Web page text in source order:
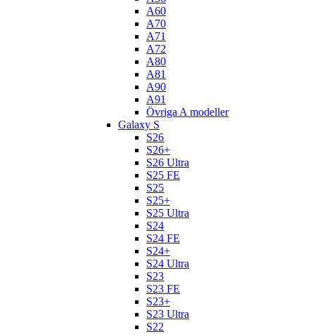
A60
A70
A71
A72
A80
A81
A90
A91
Övriga A modeller
Galaxy S
S26
S26+
S26 Ultra
S25 FE
S25
S25+
S25 Ultra
S24
S24 FE
S24+
S24 Ultra
S23
S23 FE
S23+
S23 Ultra
S22